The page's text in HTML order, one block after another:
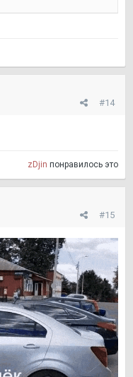
#14
zDjin понравилось это
#15